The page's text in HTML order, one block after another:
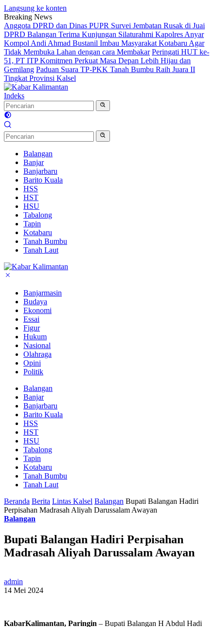
Langsung ke konten
Breaking News
Anggota DPRD dan Dinas PUPR Survei Jembatan Rusak di Juai
DPRD Balangan Terima Kunjungan Silaturahmi Kapolres Anyar
Kompol Andi Ahmad Bustanil Imbau Masyarakat Kotabaru Agar
Tidak Membuka Lahan dengan cara Membakar Peringati HUT ke-
51, PT ITP Komitmen Perkuat Masa Depan Lebih Hijau dan
Gemilang Paduan Suara TP-PKK Tanah Bumbu Raih Juara II
Tingkat Provinsi Kalsel
Indeks
Balangan
Banjar
Banjarbaru
Barito Kuala
HSS
HST
HSU
Tabalong
Tapin
Kotabaru
Tanah Bumbu
Tanah Laut
Banjarmasin
Budaya
Ekonomi
Essai
Figur
Hukum
Nasional
Olahraga
Opini
Politik
Balangan
Banjar
Banjarbaru
Barito Kuala
HSS
HST
HSU
Tabalong
Tapin
Kotabaru
Tanah Bumbu
Tanah Laut
Beranda Berita Lintas Kalsel Balangan Bupati Balangan Hadiri
Perpisahan Madrasah Aliyah Darussalam Awayan
Balangan
Bupati Balangan Hadiri Perpisahan
Madrasah Aliyah Darussalam Awayan
admin
14 Mei 2024
KabarKalimantan, Paringin – Bupati Balangan H Abdul Hadi